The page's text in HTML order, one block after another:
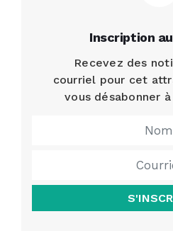
Inscription
Recevez des
courriel pour cet
vous désabonner